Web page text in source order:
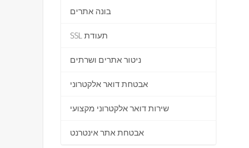
בונה אתרים
SSL תעודת
ניטור אתרים ושרתים
אבטחת דואר אלקטרוני
שירות דואר אלקטרוני מקצועי
אבטחת אתר אינטרנט